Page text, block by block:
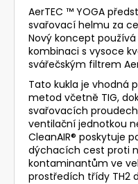
AerTEC ™ YOGA
svařovací helmu za
Nový koncept
kombinaci s vysoce
svářečským filtrem
Tato kukla je vhodná
metod včetně TIG,
svařovacích
ventilační jednotkou
CleanAIR® poskytuje
dýchacích cest proti
kontaminantům ve
prostředích třídy TH2